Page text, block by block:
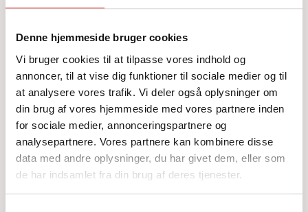
Denne hjemmeside bruger cookies
Vi bruger cookies til at tilpasse vores indhold og
annoncer, til at vise dig funktioner til sociale medier og til
at analysere vores trafik. Vi deler også oplysninger om
din brug af vores hjemmeside med vores partnere inden
for sociale medier, annonceringspartnere og
analysepartnere. Vores partnere kan kombinere disse
data med andre oplysninger, du har givet dem, eller som
de har indsamlet fra din brug af deres tjenester.
Privatliv i byen
Se videoreportage med professor i historie Poul Duedahl
og deltagere fra VidenSkabers workshop i Aalborg.
LÆS MERE